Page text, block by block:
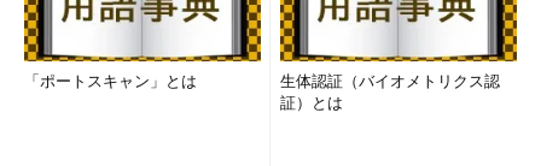
「ポートスキャン」とは
生体認証（バイオメトリクス認
証）とは